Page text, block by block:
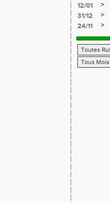
12/01
>
31/12
>
24/11
>